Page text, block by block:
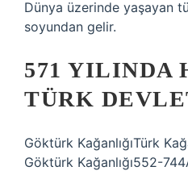
Dünya üzerinde yaşayan
soyundan gelir.
571 YILINDA
TÜRK
Göktürk KağanlığıTürk Kağanlığı
Göktürk Kağanlığı552-